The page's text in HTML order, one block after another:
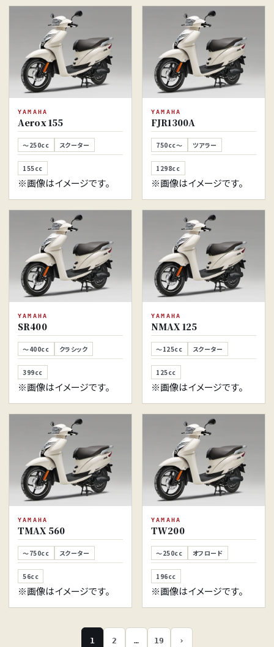
YAMAHA
Aerox 155
～250cc スクーター
155cc
※画像はイメージです。
YAMAHA
FJR1300A
750cc～ ツアラー
1298cc
※画像はイメージです。
YAMAHA
SR400
～400cc クラシック
399cc
※画像はイメージです。
YAMAHA
NMAX 125
～125cc スクーター
125cc
※画像はイメージです。
YAMAHA
TMAX 560
～750cc スクーター
56cc
※画像はイメージです。
YAMAHA
TW200
～250cc オフロード
196cc
※画像はイメージです。
1 2 … 19 ›